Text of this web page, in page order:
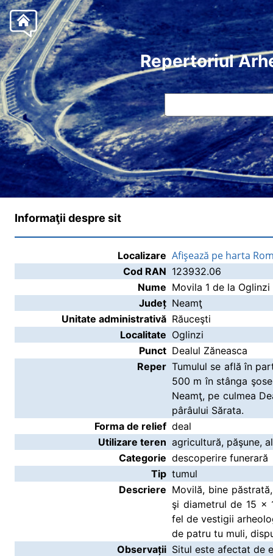
Repertoriul
Informaţii despre sit
Localizare Afişează pe harta
Cod RAN 123932.06
Nume Movila 1 de la
Județ Neamţ
Unitate administrativă Răuceşti
Localitate Oglinzi
Punct Dealul Zăneasca
Reper Tumulul se află în
500 m în stânga
Neamţ, pe culmea
pârâului Sărata.
Forma de relief deal
Utilizare teren agricultură, păşune,
Categorie descoperire funerară
Tip tumul
Descriere Movilă, bine
şi diametrul de 15 x
fel de vestigii
de patru tu muli,
Observații Situl este afectat de